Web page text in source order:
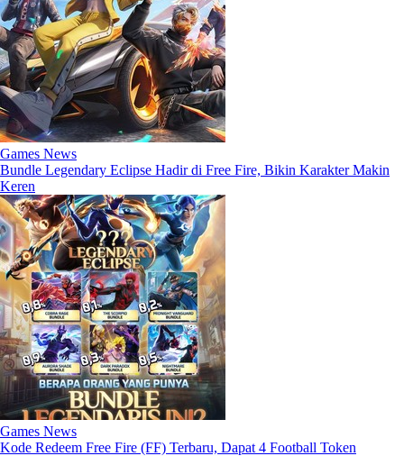
Games News
Bundle Legendary Eclipse Hadir di Free Fire, Bikin Karakter Makin
Keren
Games News
Kode Redeem Free Fire (FF) Terbaru, Dapat 4 Football Token